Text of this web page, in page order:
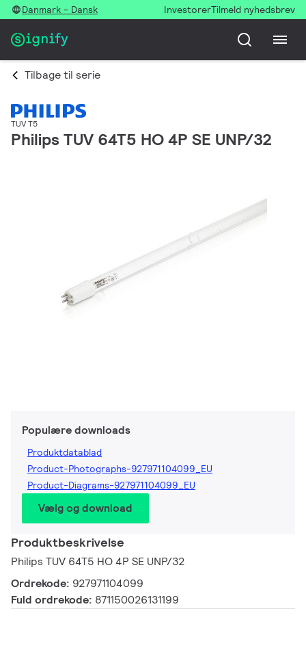
Danmark - Dansk InvestorerTilmeld nyhedsbrev
Tilbage til serie
TUV T5
Philips TUV 64T5 HO 4P SE UNP/32
Populære downloads
Produktdatablad
Product-Photographs-927971104099_EU
Product-Diagrams-927971104099_EU
Vælg og download
Produktbeskrivelse
Philips TUV 64T5 HO 4P SE UNP/32
Ordrekode: 927971104099
Fuld ordrekode: 871150026131199